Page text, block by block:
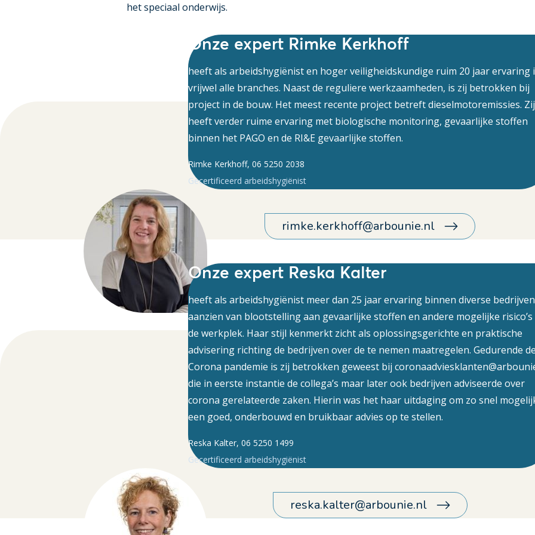
het speciaal onderwijs.
Onze expert Rimke Kerkhoff
heeft als arbeidshygiënist en hoger veiligheidskundige ruim 20 jaar ervaring
vrijwel alle branches. Naast de reguliere werkzaamheden, is zij betrokken bij
project in de bouw. Het meest recente project betreft dieselmotoremissies. Zij
heeft verder ruime ervaring met biologische monitoring, gevaarlijke stoffen
binnen het PAGO en de RI&E gevaarlijke stoffen.
Rimke Kerkhoff, 06 5250 2038
Gecertificeerd arbeidshygiënist
rimke.kerkhoff@arbounie.nl
Onze expert Reska Kalter
heeft als arbeidshygiënist meer dan 25 jaar ervaring binnen diverse
aanzien van blootstelling aan gevaarlijke stoffen en andere mogelijke
de werkplek. Haar stijl kenmerkt zicht als oplossingsgerichte en praktische
advisering richting de bedrijven over de te nemen maatregelen. Gedurende
Corona pandemie is zij betrokken geweest bij
die in eerste instantie de collega’s maar later ook bedrijven adviseerde over
corona gerelateerde zaken. Hierin was het haar uitdaging om zo snel
een goed, onderbouwd en bruikbaar advies op te stellen.
Reska Kalter, 06 5250 1499
Gecertificeerd arbeidshygiënist
reska.kalter@arbounie.nl